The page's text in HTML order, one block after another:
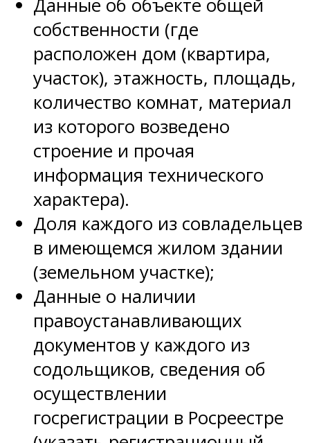
Данные об объекте общей
собственности (где
расположен дом (квартира,
участок), этажность, площадь,
количество комнат, материал
из которого возведено
строение и прочая
информация технического
характера).
Доля каждого из совладельцев
в имеющемся жилом здании
(земельном участке);
Данные о наличии
правоустанавливающих
документов у каждого из
содольщиков, сведения об
осуществлении
госрегистрации в Росреестре